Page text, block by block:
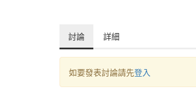
討論 詳細
如要發表討論請先登入